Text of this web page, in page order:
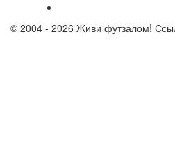
© 2004 - 2026 Живи футзалом!